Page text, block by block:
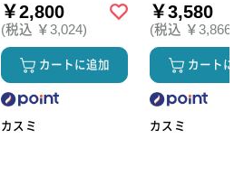
￥2,800
(税込 ￥3,024)
カートに追加
カスミ
￥3,580
(税込 ￥3,866)
カートに
カスミ